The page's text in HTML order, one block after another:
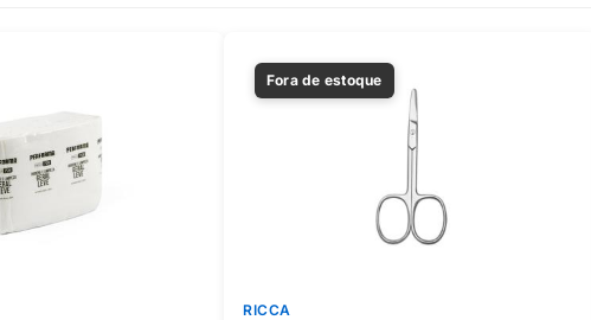
Fora de estoque
RICCA